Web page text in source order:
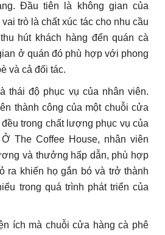
Đầu tiên là không gian của
trò là chất xúc tác cho nhu cầu
hút khách hàng đến quán cà
ở quán đó phù hợp với phong
và cả đối tác.
thái độ phục vụ của nhân viên.
thành công của một chuỗi cửa
trong chất lượng phục vụ của
The Coffee House, nhân viên
và thưởng hấp dẫn, phù hợp
ra khiến họ gắn bó và trở thành
trong quá trình phát triển của
ích mà chuỗi cửa hàng cà phê